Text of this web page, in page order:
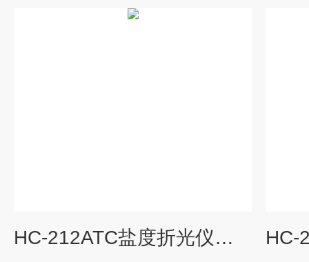
HC-212ATC盐度折光仪食品加工食品盐度计融雪剂测量表